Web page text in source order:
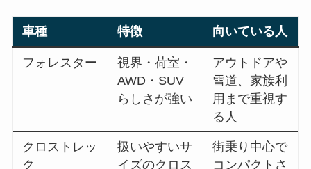
車種 特徴 向いている人
フォレスター
視界・荷室・
AWD・SUV
らしさが強い
アウトドアや
雪道、家族利
用まで重視す
る人
クロストレッ
ク
扱いやすいサ
イズのクロス
街乗り中心で
コンパクトさ